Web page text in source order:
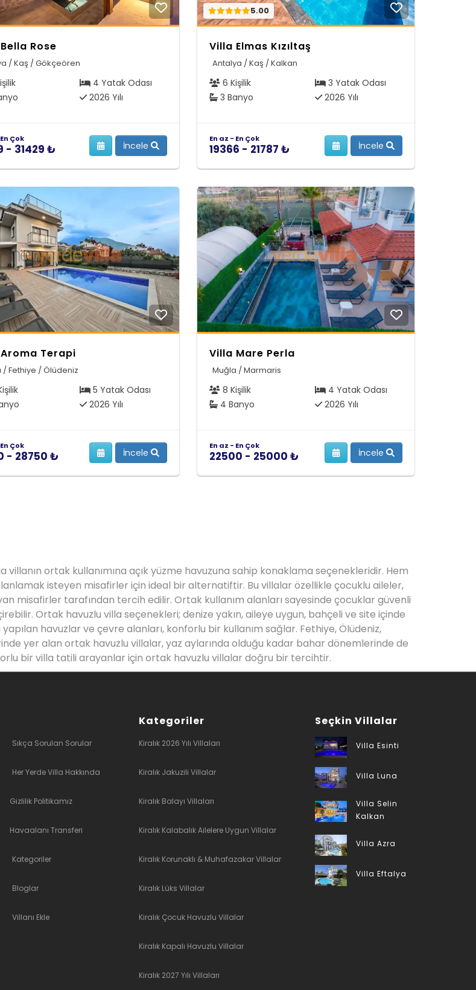
Rose
/ Kaş / Gökçeören
4 Yatak Odası
2026 Yılı
Çok
- 31429 ₺ İncele
5.00
Villa Elmas Kızıltaş
Antalya / Kaş / Kalkan
6 Kişilik
3 Yatak Odası
3 Banyo
2026 Yılı
En az - En Çok
19366 - 21787 ₺ İncele
Terapi
/ Fethiye / Ölüdeniz
5 Yatak Odası
2026 Yılı
Çok
- 28750 ₺ İncele
Villa Mare Perla
Muğla / Marmaris
8 Kişilik
4 Yatak Odası
4 Banyo
2026 Yılı
En az - En Çok
22500 - 25000 ₺ İncele
ortak kullanımına açık yüzme havuzuna sahip konaklama seçenekleridir. Hem
isteyen misafirler için ideal bir alternatiftir. Bu villalar özellikle çocuklu aileler,
misafirler tarafından tercih edilir. Ortak kullanım alanları sayesinde çocuklar güvenli
Ortak havuzlu villa seçenekleri; denize yakın, aileye uygun, bahçeli ve site içinde
havuzlar ve çevre alanları, konforlu bir kullanım sağlar. Fethiye, Ölüdeniz,
yer alan ortak havuzlu villalar, yaz aylarında olduğu kadar bahar dönemlerinde de
bir villa tatili arayanlar için ortak havuzlu villalar doğru bir tercihtir.
Sıkça Sorulan Sorular
Her Yerde Villa Hakkında
Gizlilik Politikamız
Havaalanı Transferi
Kategoriler
Bloglar
Villanı Ekle
Kategoriler
Kiralık 2026 Yılı Villaları
Kiralık Jakuzili Villalar
Kiralık Balayı Villaları
Kiralık Kalabalık Ailelere Uygun Villalar
Kiralık Korunaklı & Muhafazakar Villalar
Kiralık Lüks Villalar
Kiralık Çocuk Havuzlu Villalar
Kiralık Kapalı Havuzlu Villalar
Kiralık 2027 Yılı Villaları
Seçkin Villalar
Villa Esinti
Villa Luna
Villa Selin
Kalkan
Villa Azra
Villa Eftalya